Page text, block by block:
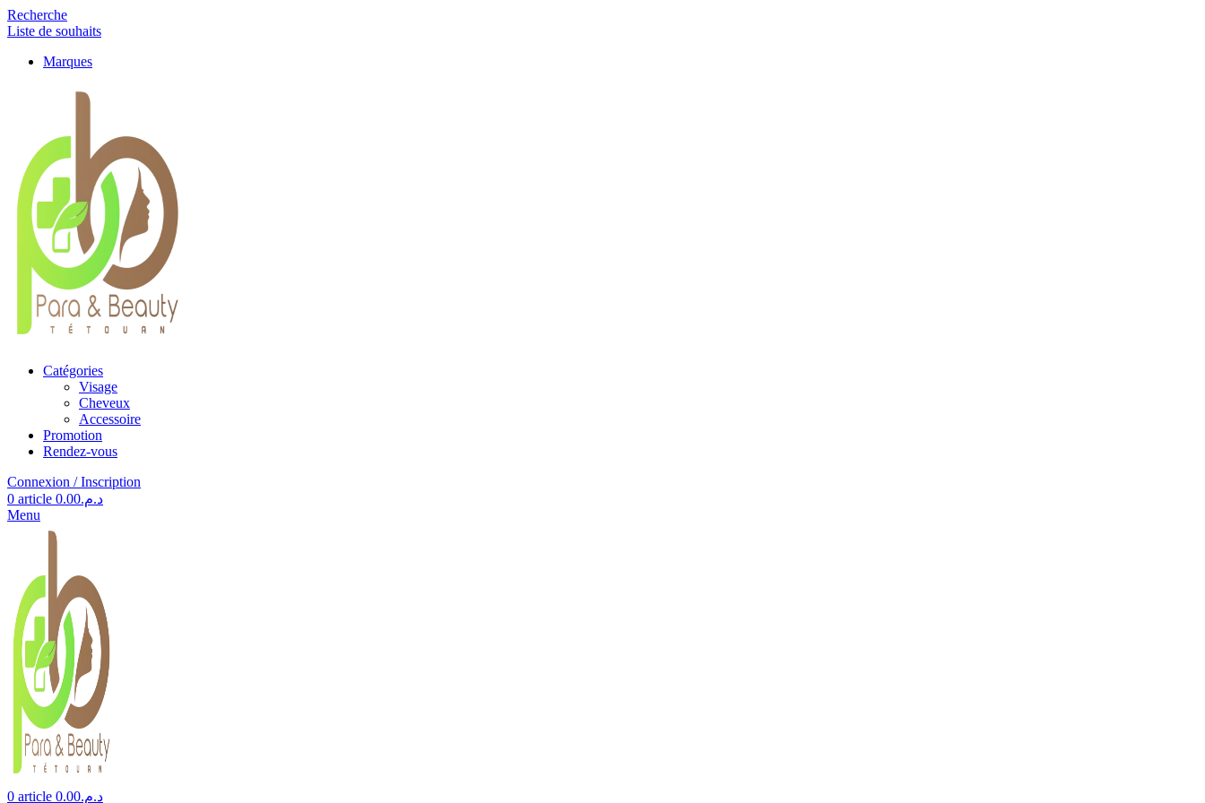
Recherche
Liste de souhaits
Marques
Catégories
Visage
Cheveux
Accessoire
Promotion
Rendez-vous
Connexion / Inscription
0 article د.م.0.00
Menu
0 article د.م.0.00